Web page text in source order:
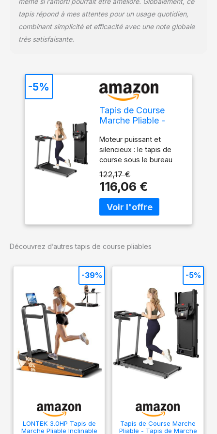
tapis répond à mes attentes pour un usage quotidien,
combinant simplicité et efficacité avec une note globale
très satisfaisante.
Tapis de Course
Marche Pliable -
Pliable Motorise
Walking Pad
Electrique Silencieux
Tapis Roulant 10
km/h Treadmill
Compact pour la
Maison et Le Bureau
Moteur puissant et
silencieux : le tapis de
course sous le bureau
est équipé d'un moteur
puissant et silencieux de
2.0 CV, qui a des
performances efficaces,
une plage de vitesse de
cadre en acier durable
bruit, garantissant un
stable.
122,17 €
116,06 €
-5%
Découvrez d’autres tapis de course pliables
LONTEK 3.0HP Tapis de
Marche Pliable Inclinable
-39%
Tapis de Course Marche
Pliable - Tapis de Marche
-5%